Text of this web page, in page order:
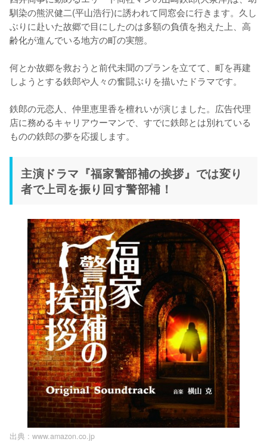
馴染の熊沢健二(平山浩行)に誘われて同窓会に行きます。久し
ぶりに赴いた故郷で目にしたのは多額の負債を抱えた上、高
齢化が進んでいる地方の町の実態。
何とか故郷を救おうと前代未聞のプランを立てて、町を再建
しようとする鉄郎や人々の奮闘ぶりを描いたドラマです。
鉄郎の元恋人、仲里恵里香を檀れいが演じました。広告代理
店に務めるキャリアウーマンで、すでに鉄郎とは別れている
ものの鉄郎の夢を応援します。
主演ドラマ『福家警部補の挨拶』では変り
者で上司を振り回す警部補！
出典 : www.amazon.co.jp